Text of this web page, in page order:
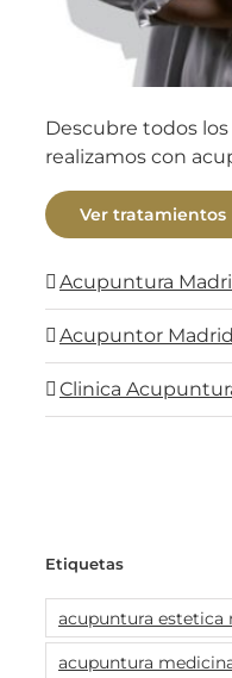
Descubre todos
realizamos con
Ver tratamientos
Acupuntura
Acupuntor Madrid
Clinica
Etiquetas
acupuntura estetica
acupuntura